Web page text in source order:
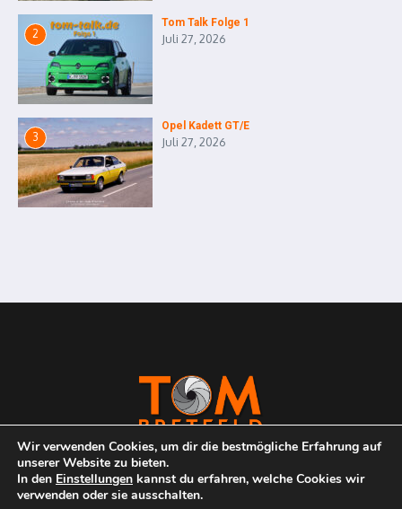
2
Tom Talk Folge 1
Juli 27, 2026
3
Opel Kadett GT/E
Juli 27, 2026
Wir verwenden Cookies, um dir die bestmögliche Erfahrung auf
unserer Website zu bieten.
In den Einstellungen kannst du erfahren, welche Cookies wir
verwenden oder sie ausschalten.